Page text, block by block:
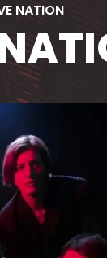
NATION